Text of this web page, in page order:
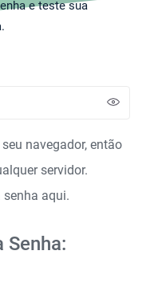
e teste sua
navegador, então
servidor.
aqui.
Senha: